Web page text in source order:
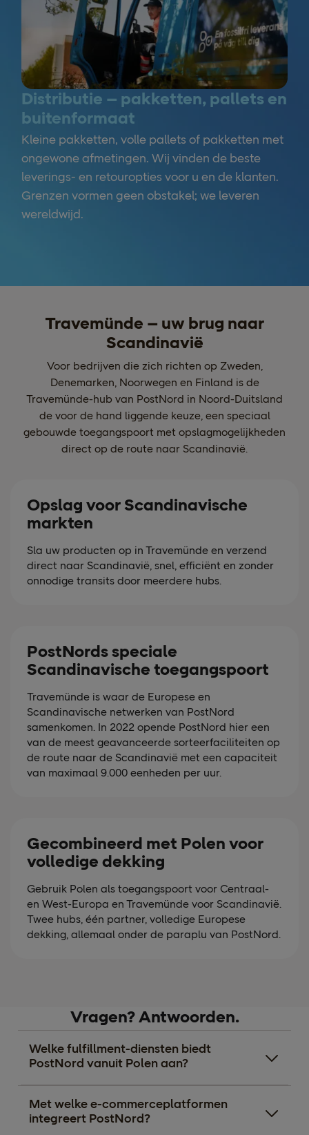
Distributie – pakketten, pallets en
buitenformaat
Kleine pakketten, volle pallets of pakketten met
ongewone afmetingen. Wij vinden de beste
leverings- en retouropties voor u en de klanten.
Grenzen vormen geen obstakel; we leveren
wereldwijd.
Travemünde – uw brug naar
Scandinavië
Voor bedrijven die zich richten op Zweden,
Denemarken, Noorwegen en Finland is de
Travemünde-hub van PostNord in Noord-Duitsland
de voor de hand liggende keuze, een speciaal
gebouwde toegangspoort met opslagmogelijkheden
direct op de route naar Scandinavië.
Opslag voor Scandinavische
markten
Sla uw producten op in Travemünde en verzend
direct naar Scandinavië, snel, efficiënt en zonder
onnodige transits door meerdere hubs.
PostNords speciale
Scandinavische toegangspoort
Travemünde is waar de Europese en
Scandinavische netwerken van PostNord
samenkomen. In 2022 opende PostNord hier een
van de meest geavanceerde sorteerfaciliteiten op
de route naar de Scandinavië met een capaciteit
van maximaal 9.000 eenheden per uur.
Gecombineerd met Polen voor
volledige dekking
Gebruik Polen als toegangspoort voor Centraal-
en West-Europa en Travemünde voor Scandinavië.
Twee hubs, één partner, volledige Europese
dekking, allemaal onder de paraplu van PostNord.
Vragen? Antwoorden.
Welke fulfillment-diensten biedt
PostNord vanuit Polen aan?
Met welke e-commerceplatformen
integreert PostNord?